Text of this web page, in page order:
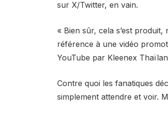
sur X/Twitter, en vain.
« Bien sûr, cela s’est
référence à une vidéo
YouTube par Kleenex
Contre quoi les fanatiques
simplement attendre et voir.